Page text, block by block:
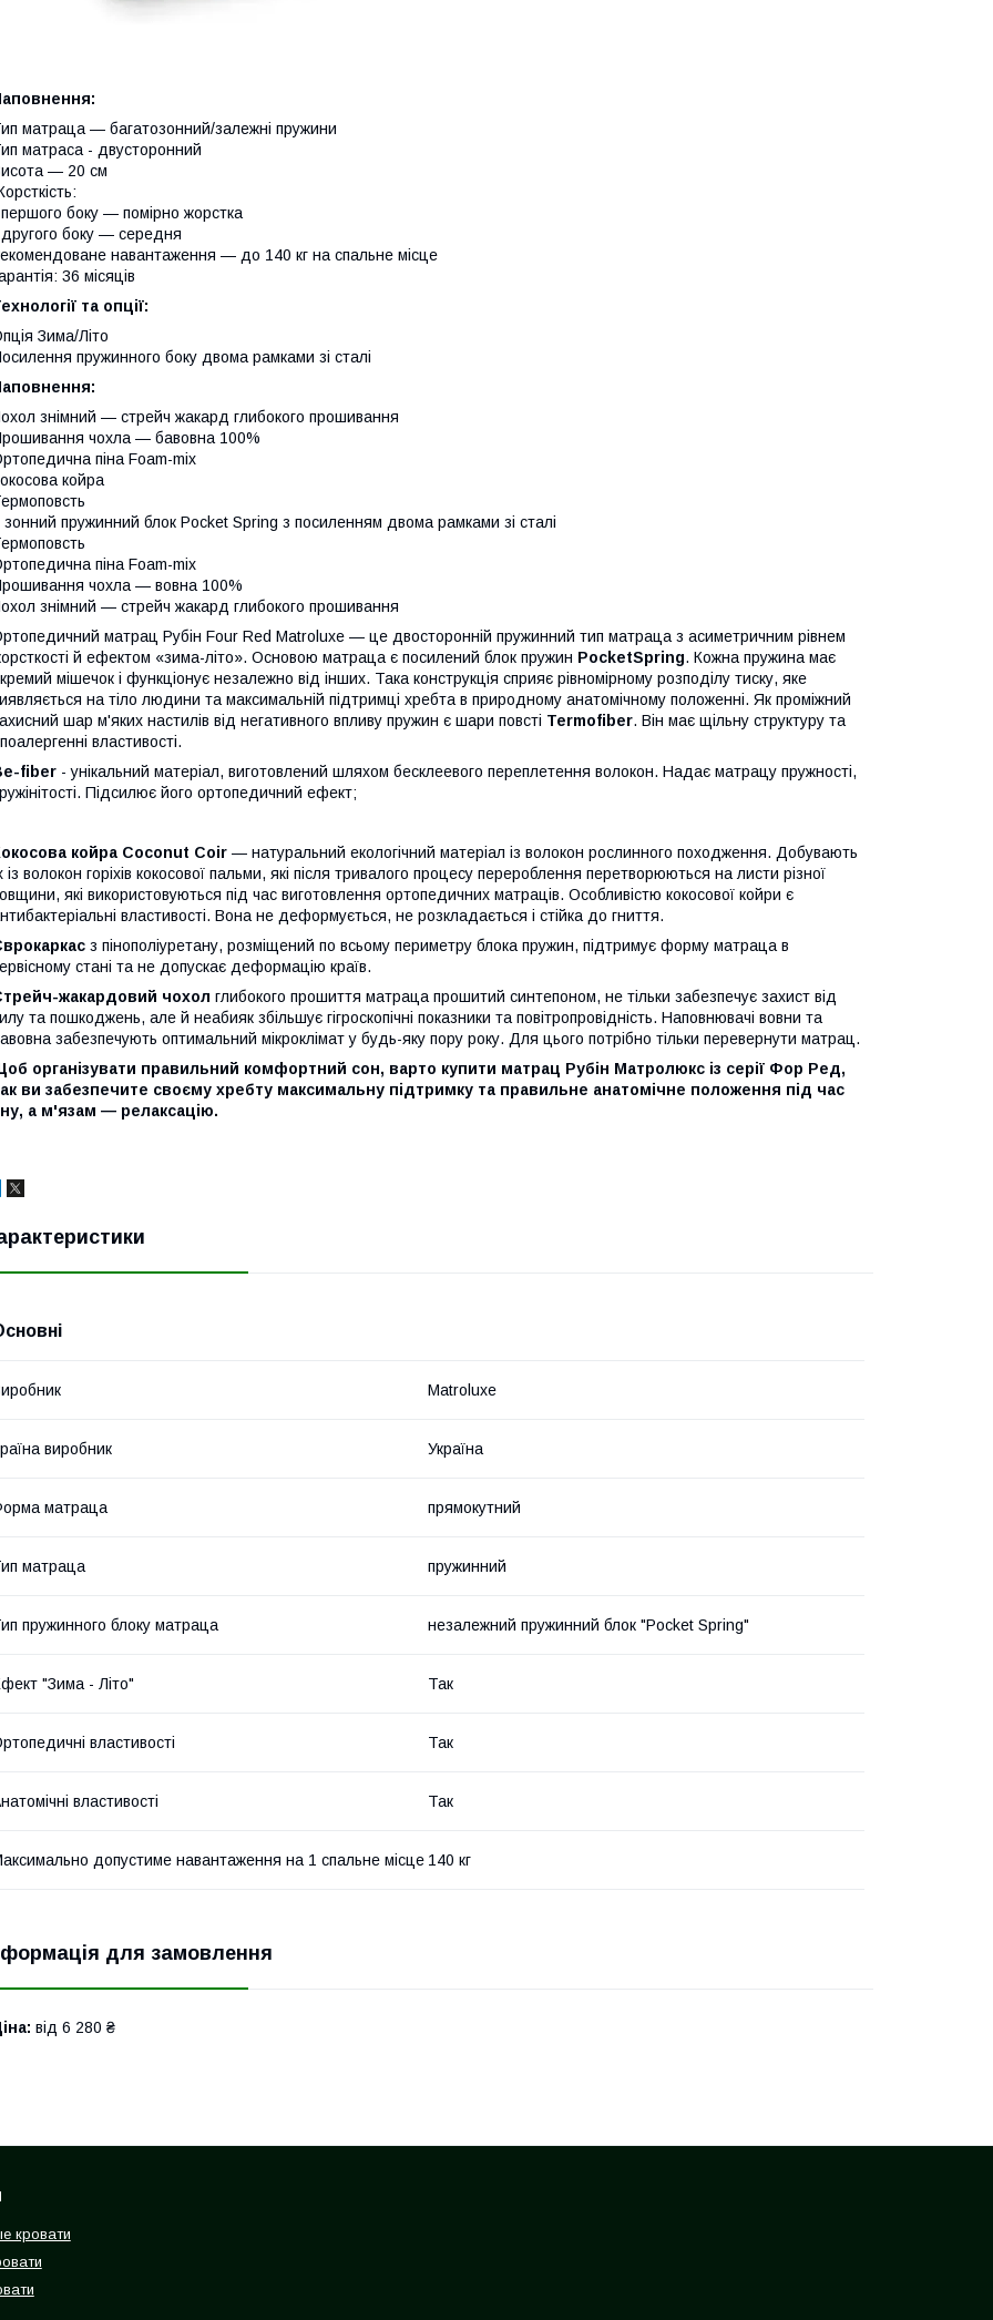
матраца — багатозонний/залежні пружини
матраса - двусторонний
— 20 см
боку — помірно жорстка
боку — середня
навантаження — до 140 кг на спальне місце
36 місяців
та опції:
Зима/Літо
пружинного боку двома рамками зі сталі
знімний — стрейч жакард глибокого прошивання
чохла — бавовна 100%
піна Foam-mix
койра
зонний пружинний блок Pocket Spring з посиленням двома рамками зі сталі
піна Foam-mix
чохла — вовна 100%
знімний — стрейч жакард глибокого прошивання
матрац Рубін Four Red Matroluxe — це двосторонній пружинний тип матраца з асиметричним рівнем
й ефектом «зима-літо». Основою матраца є посилений блок пружин PocketSpring. Кожна пружина має
мішечок і функціонує незалежно від інших. Така конструкція сприяє рівномірному розподілу тиску, яке
на тіло людини та максимальній підтримці хребта в природному анатомічному положенні. Як проміжний
шар м'яких настилів від негативного впливу пружин є шари повсті Termofiber. Він має щільну структуру та
властивості.
fiber - унікальний матеріал, виготовлений шляхом бесклеевого переплетення волокон. Надає матрацу пружності,
Підсилює його ортопедичний ефект;
койра Coconut Coir — натуральний екологічний матеріал із волокон рослинного походження. Добувають
із волокон горіхів кокосової пальми, які після тривалого процесу перероблення перетворюються на листи різної
які використовуються під час виготовлення ортопедичних матраців. Особливістю кокосової койри є
властивості. Вона не деформується, не розкладається і стійка до гниття.
з пінополіуретану, розміщений по всьому периметру блока пружин, підтримує форму матраца в
стані та не допускає деформацію країв.
жакардовий чохол глибокого прошиття матраца прошитий синтепоном, не тільки забезпечує захист від
та пошкоджень, але й неабияк збільшує гігроскопічні показники та повітропровідність. Наповнювачі вовни та
забезпечують оптимальний мікроклімат у будь-яку пору року. Для цього потрібно тільки перевернути матрац.
організувати правильний комфортний сон, варто купити матрац Рубін Матролюкс із серії Фор Ред,
ви забезпечите своєму хребту максимальну підтримку та правильне анатомічне положення під час
а м'язам — релаксацію.
Matroluxe
виробник Україна
матраца прямокутний
матраца пружинний
пружинного блоку матраца незалежний пружинний блок "Pocket Spring"
"Зима - Літо" Так
властивості Так
властивості Так
допустиме навантаження на 1 спальне місце 140 кг
для замовлення
від 6 280 ₴
кровати